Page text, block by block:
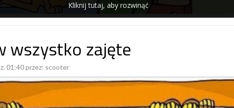
Kliknij tutaj, aby rozwinąć
wszystko zajęte
01:40 przez: scooter